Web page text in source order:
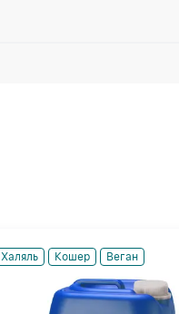
Халяль Кошер Веган